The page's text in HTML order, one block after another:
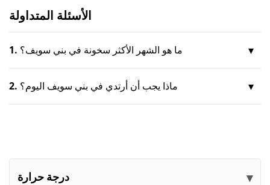
الأسئلة المتداولة
1. ما هو الشهر الأكثر سخونة في بني سويف؟
2. ماذا يجب أن أرتدي في بني سويف اليوم؟
درجة حرارة